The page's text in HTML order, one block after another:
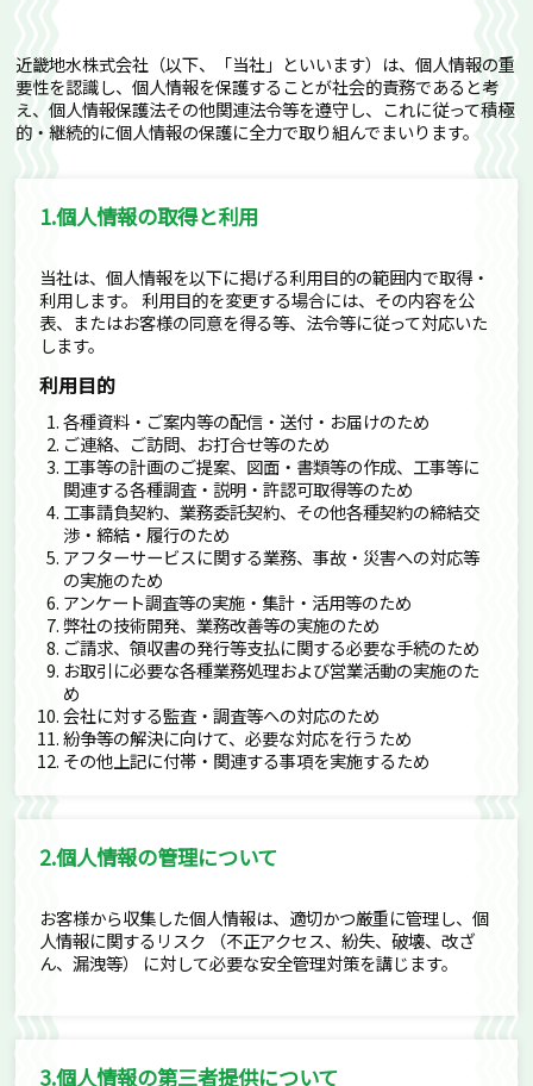
近畿地水株式会社（以下、「当社」といいます）は、個人情報の重
要性を認識し、個人情報を保護することが社会的責務であると考
え、個人情報保護法その他関連法令等を遵守し、これに従って積極
的・継続的に個人情報の保護に全力で取り組んでまいります。
1.個人情報の取得と利用
当社は、個人情報を以下に掲げる利用目的の範囲内で取得・
利用します。 利用目的を変更する場合には、その内容を公
表、またはお客様の同意を得る等、法令等に従って対応いた
します。
利用目的
各種資料・ご案内等の配信・送付・お届けのため
ご連絡、ご訪問、お打合せ等のため
工事等の計画のご提案、図面・書類等の作成、工事等に
関連する各種調査・説明・許認可取得等のため
工事請負契約、業務委託契約、その他各種契約の締結交
渉・締結・履行のため
アフターサービスに関する業務、事故・災害への対応等
の実施のため
アンケート調査等の実施・集計・活用等のため
弊社の技術開発、業務改善等の実施のため
ご請求、領収書の発行等支払に関する必要な手続のため
お取引に必要な各種業務処理および営業活動の実施のた
め
会社に対する監査・調査等への対応のため
紛争等の解決に向けて、必要な対応を行うため
その他上記に付帯・関連する事項を実施するため
2.個人情報の管理について
お客様から収集した個人情報は、適切かつ厳重に管理し、個
人情報に関するリスク （不正アクセス、紛失、破壊、改ざ
ん、漏洩等） に対して必要な安全管理対策を講じます。
3.個人情報の第三者提供について